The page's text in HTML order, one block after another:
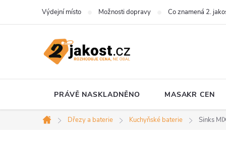
Výdejní místo Možnosti dopravy Co znamená 2.
PRÁVĚ NASKLADNĚNO MASAKR CEN
Domů
Dřezy a baterie Kuchyňské baterie Sinks